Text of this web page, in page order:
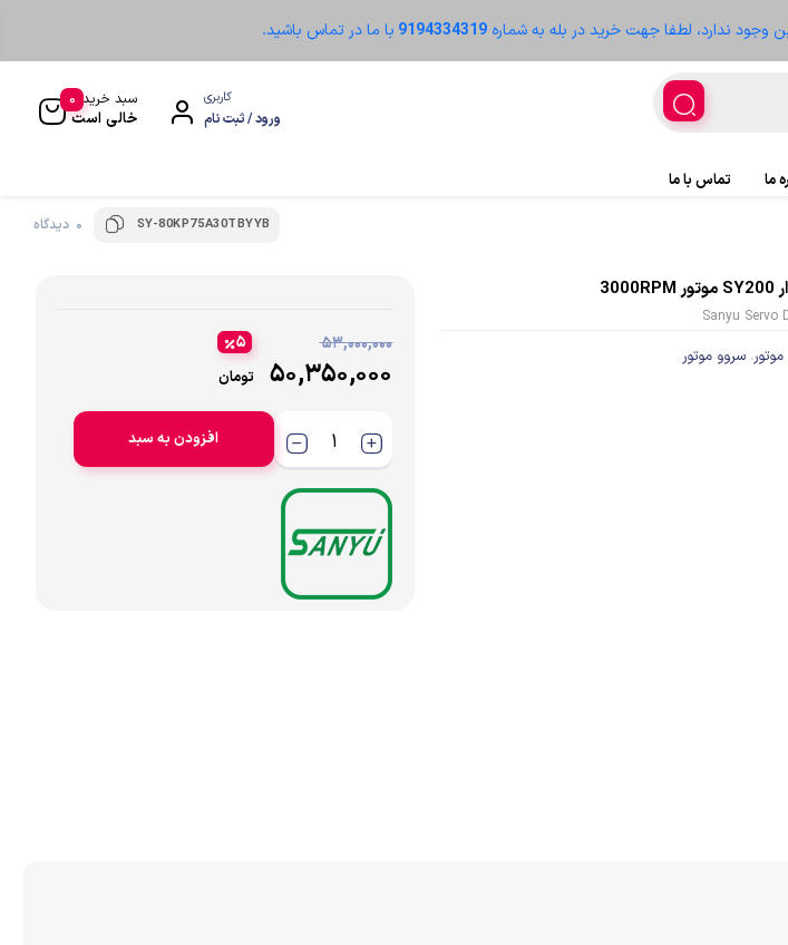
وجود ندارد، لطفا جهت خرید در بله به شماره9194334319 با ما در تماس باشید.
کاربری
ورود / ثبت نام
سبد خرید
خالی است
0
ما
تماس با ما
SY-80KP75A30TBYYB 0 دیدگاه
Sanyu Servo
،سروو موتور
۵۳,۰۰۰,۰۰۰
۵۰,۳۵۰,۰۰۰ تومان
۵
افزودن به سبد